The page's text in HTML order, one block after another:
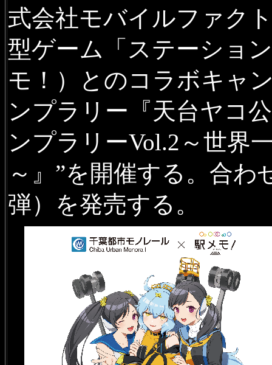
式会社モバイルファク
型ゲーム「ステーショ
モ！）とのコラボキャ
ンプラリー『天台ヤコ
ンプラリーVol.2～世界
～』”を開催する。合
弾）を発売する。